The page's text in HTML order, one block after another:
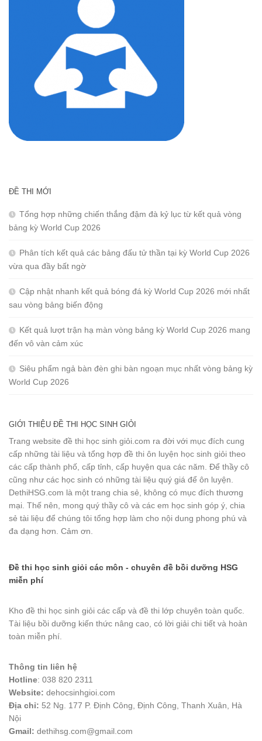
ĐỀ THI MỚI
Tổng hợp những chiến thắng đậm đà kỷ lục từ kết quả vòng
bảng kỳ World Cup 2026
Phân tích kết quả các bảng đấu tử thần tại kỳ World Cup 2026
vừa qua đầy bất ngờ
Cập nhật nhanh kết quả bóng đá kỳ World Cup 2026 mới nhất
sau vòng bảng biến động
Kết quả lượt trận hạ màn vòng bảng kỳ World Cup 2026 mang
đến vô vàn cảm xúc
Siêu phẩm ngả bàn đèn ghi bàn ngoạn mục nhất vòng bảng kỳ
World Cup 2026
GIỚI THIỆU ĐỀ THI HỌC SINH GIỎI
Trang website đề thi học sinh giỏi.com ra đời với mục đích cung
cấp những tài liệu và tổng hợp đề thi ôn luyện học sinh giỏi theo
các cấp thành phố, cấp tỉnh, cấp huyện qua các năm. Để thầy cô
cũng như các học sinh có những tài liệu quý giá để ôn luyện.
DethiHSG.com là một trang chia sẻ, không có mục đích thương
mại. Thế nên, mong quý thầy cô và các em học sinh góp ý, chia
sẻ tài liệu để chúng tôi tổng hợp làm cho nội dung phong phú và
đa dạng hơn. Cảm ơn.
Đề thi học sinh giỏi các môn - chuyên đề bồi dưỡng HSG
miễn phí
Kho đề thi học sinh giỏi các cấp và đề thi lớp chuyên toàn quốc.
Tài liệu bồi dưỡng kiến thức nâng cao, có lời giải chi tiết và hoàn
toàn miễn phí.
Thông tin liên hệ
Hotline: 038 820 2311
Website: dehocsinhgioi.com
Địa chỉ: 52 Ng. 177 P. Định Công, Định Công, Thanh Xuân, Hà
Nội
Gmail: dethihsg.com@gmail.com